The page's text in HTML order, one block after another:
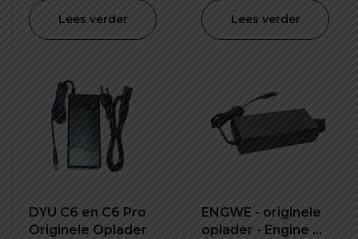
prijs
was:
prijs
is:
Lees verder
prijs
was:
is:
Lees verder
DYU C6 en C6 Pro
Originele Oplader
ENGWE - originele
oplader - Engine X,